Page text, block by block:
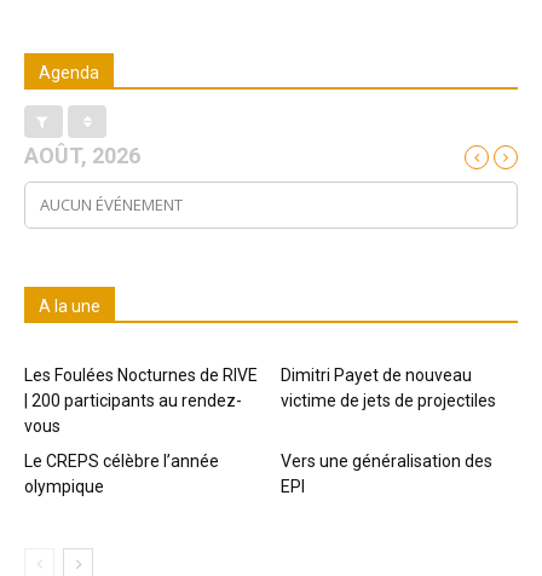
Agenda
AOÛT, 2026
AUCUN ÉVÉNEMENT
A la une
Les Foulées Nocturnes de RIVE
| 200 participants au rendez-
vous
Dimitri Payet de nouveau
victime de jets de projectiles
Le CREPS célèbre l’année
olympique
Vers une généralisation des
EPI